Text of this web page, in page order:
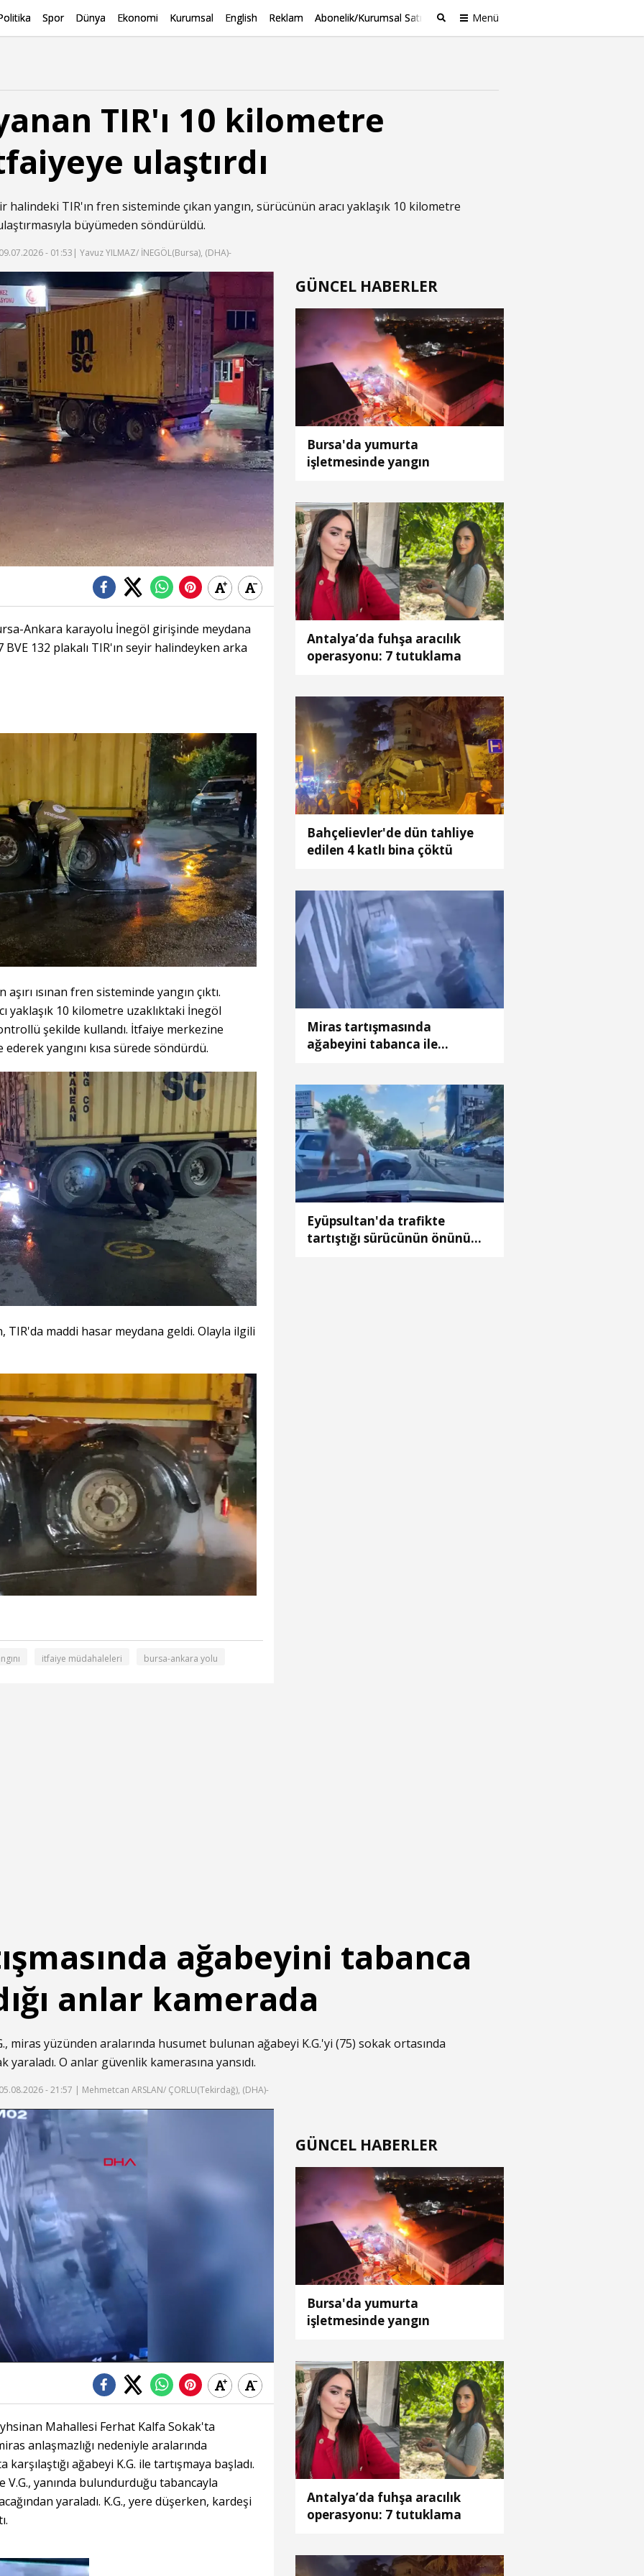
Spor Dünya Ekonomi Kurumsal English Reklam Abonelik/Kurumsal Satış Menü
TIR'ı 10 kilometre
ulaştırdı
halindeki TIR'ın fren sisteminde çıkan yangın, sürücünün aracı yaklaşık 10 kilometre
büyümeden söndürüldü.
- 01:53 | Yavuz YILMAZ/ İNEGÖL(Bursa), (DHA)-
Ankara karayolu İnegöl girişinde meydana
132 plakalı TIR'ın seyir halindeyken arka
ısınan fren sisteminde yangın çıktı.
yaklaşık 10 kilometre uzaklıktaki İnegöl
şekilde kullandı. İtfaiye merkezine
yangını kısa sürede söndürdü.
TIR'da maddi hasar meydana geldi. Olayla ilgili
itfaiye müdahaleleri bursa-ankara yolu
GÜNCEL HABERLER
Bursa'da yumurta
işletmesinde yangın
Antalya’da fuhşa aracılık
operasyonu: 7 tutuklama
Bahçelievler'de dün tahliye
edilen 4 katlı bina çöktü
Miras tartışmasında
ağabeyini tabanca ile
Eyüpsultan'da trafikte
tartıştığı sürücünün önünü
ağabeyini tabanca
anlar kamerada
miras yüzünden aralarında husumet bulunan ağabeyi K.G.'yi (75) sokak ortasında
O anlar güvenlik kamerasına yansıdı.
- 21:57 | Mehmetcan ARSLAN/ ÇORLU(Tekirdağ), (DHA)-
t
Mahallesi Ferhat Kalfa Sokak'ta
anlaşmazlığı nedeniyle aralarında
ağabeyi K.G. ile tartışmaya başladı.
V.G., yanında bulundurduğu tabancayla
yaraladı. K.G., yere düşerken, kardeşi
GÜNCEL HABERLER
Bursa'da yumurta
işletmesinde yangın
Antalya’da fuhşa aracılık
operasyonu: 7 tutuklama